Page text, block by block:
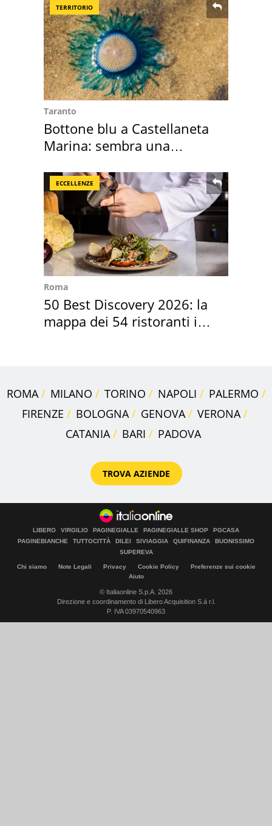
TERRITORIO
Taranto
Bottone blu a Castellaneta
Marina: sembra una
ECCELLENZE
Roma
50 Best Discovery 2026: la
mappa dei 54 ristoranti in
ROMA MILANO TORINO NAPOLI
PALERMO
FIRENZE
BOLOGNA GENOVA
VERONA
CATANIA
BARI PADOVA
TROVA AZIENDE
LIBERO VIRGILIO PAGINEGIALLE PAGINEGIALLE SHOP
PGCASA
PAGINEBIANCHE
TUTTOCITTÀ DILEI SIVIAGGIA QUIFINANZA
BUONISSIMO
SUPEREVA
Chi siamo Note Legali Privacy Cookie Policy
Preferenze sui cookie
Aiuto
© Italiaonline S.p.A. 2026
Direzione e coordinamento di Libero Acquisition S.á r.l.
P. IVA 03970540963